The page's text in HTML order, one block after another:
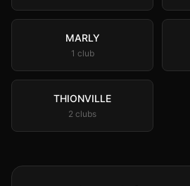
MARLY
1 club
THIONVILLE
2 clubs